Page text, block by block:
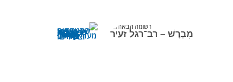
רשומה הבאה
מִבְרָשׁ – רב־רגל זעיר